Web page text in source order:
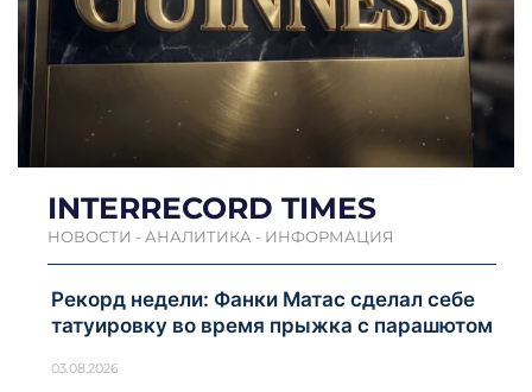
INTERRECORD TIMES
НОВОСТИ - АНАЛИТИКА - ИНФОРМАЦИЯ
Рекорд недели: Фанки Матас сделал себе
татуировку во время прыжка с парашютом
03.08.2026